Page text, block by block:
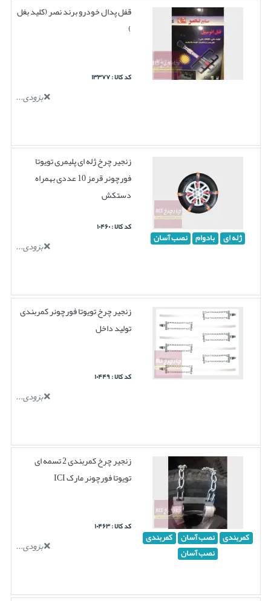
قفل پدال خودرو برند نصر (کلید بغل
)
کد کالا : ۱۳۳۷۷
بزودی...
ژله ای بادوام نصب آسان
زنجیر چرخ ژله ای پلیمری تویوتا
فورچونر قرمز 10 عددی بهمراه
دستکش
کد کالا : ۱۰۴۶۰
بزودی...
زنجیر چرخ تویوتا فورچونر کمربندی
تولید داخل
کد کالا : ۱۰۴۴۹
بزودی...
کمربندی نصب آسان کمربندی
نصب آسان
زنجیر چرخ کمربندی 2 تسمه ای
تویوتا فورچونر مارک ICI
کد کالا : ۱۰۴۶۳
بزودی...